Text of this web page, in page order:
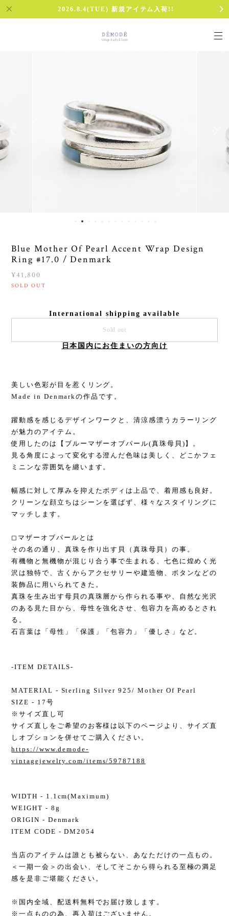
2026.8.4(TUE) 新規アイテム入荷!!
Blue Mother Of Pearl Accent Wrap Design
Ring #17.0 / Denmark
¥41,800
SOLD OUT
International shipping available
Sold out
日本国内にお住まいの方向け
美しい色彩が目を惹くリング。
Made in Denmarkの作品です。
躍動感を感じるデザインワークと、清涼感漂うカラーリング
が魅力のアイテム。
使用したのは【ブルーマザーオブパール(真珠母貝)】。
見る角度によって変化する澄んだ色味は美しく、どこかフェ
ミニンな雰囲気を纏います。
幅感に対して厚みを抑えたボディは上品で、着用感も良好。
クリーンな顔立ちはシーンを選ばず、様々なスタイリングに
マッチします。
◻︎マザーオブパールとは
その名の通り、真珠を作り出す貝（真珠母貝）の事。
有機物と無機物が混じり合う事で生まれる、七色に煌めく光
沢は独特で、古くからアクセサリーや建造物、ボタンなどの
装飾品に用いられてきた。
真珠を生み出す母貝の真珠層から作られる事や、自然な光沢
のある見た目から、母性を強化させ、包容力を高めるとされ
る。
石言葉は「母性」「保護」「包容力」「優しさ」など。
-ITEM DETAILS-
MATERIAL - Sterling Silver 925/ Mother Of Pearl
SIZE - 17号
※サイズ直し可
サイズ直しをご希望のお客様は以下のページより、サイズ直
しオプションを併せてご購入ください。
https://www.demode-
vintagejewelry.com/items/59787188
WIDTH - 1.1cm(Maximum)
WEIGHT - 8g
ORIGIN - Denmark
ITEM CODE - DM2054
当店のアイテムは誰とも被らない、あなただけの一点もの。
＜一期一会＞の出会い、そしてそこから得られる至極の満足
感を是非ご堪能ください。
※国内全域、配送料無料でお届け致します。
※一点ものの為、再入荷はございません。